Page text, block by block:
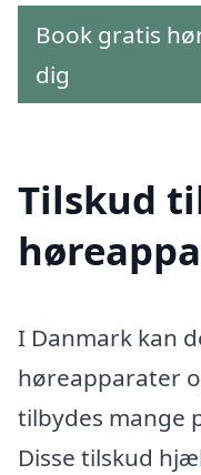
Book gratis
dig
Tilskud
I Danmark kan
høreapparater
tilbydes mange
Disse tilskud